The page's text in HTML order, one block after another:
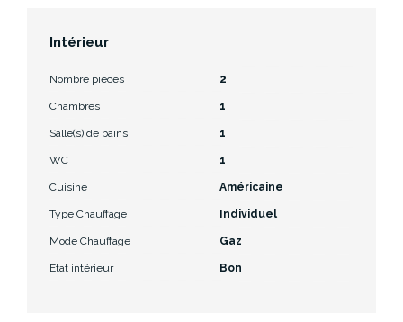
Intérieur
Nombre pièces 2
Chambres 1
Salle(s) de bains 1
WC 1
Cuisine Américaine
Type Chauffage Individuel
Mode Chauffage Gaz
Etat intérieur Bon